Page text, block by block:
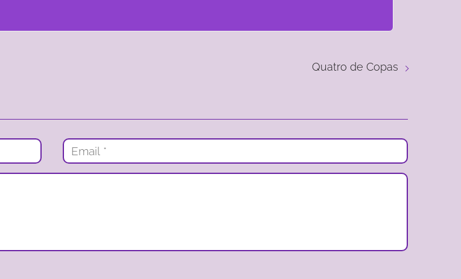
Quatro de Copas